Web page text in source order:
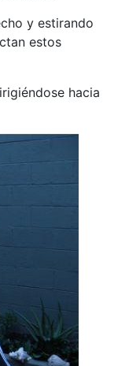
y estirando
estos
hacia